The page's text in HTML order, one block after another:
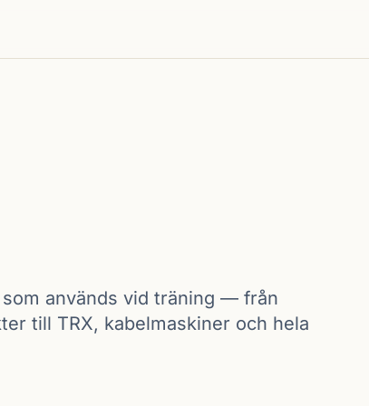
används vid träning — från
till TRX, kabelmaskiner och hela